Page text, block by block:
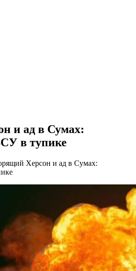
и ад в Сумах:
в тупике
Херсон и ад в Сумах: